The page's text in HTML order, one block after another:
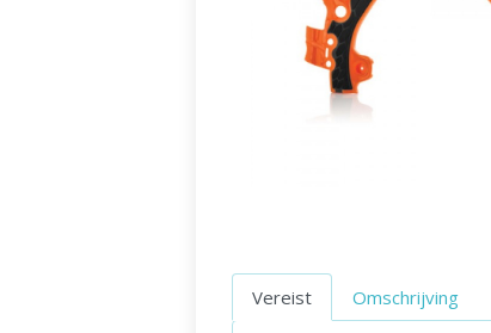
Vereist Omschrijving